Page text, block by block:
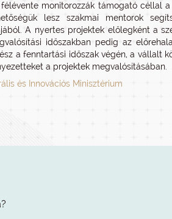
félévente monitorozzák támogató céllal
lesz szakmai mentorok
A nyertes projektek előlegként a
időszakban pedig az
a fenntartási időszak végén, a vállalt
a projektek megvalósításában.
és Innovációs Minisztérium